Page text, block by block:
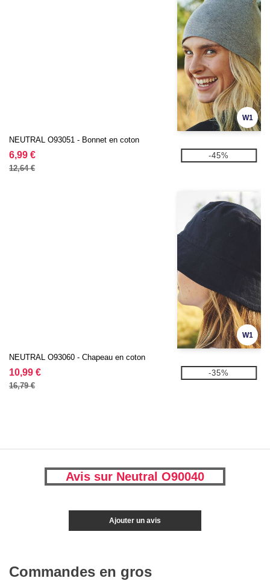
W1
NEUTRAL O93051 - Bonnet en coton
6,99 €
12,64 €
-45%
W1
NEUTRAL O93060 - Chapeau en coton
10,99 €
16,79 €
-35%
Avis sur Neutral O90040
Ajouter un avis
Commandes en gros